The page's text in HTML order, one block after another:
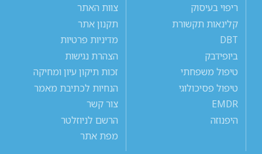
ריפוי בעיסוק
קלינאות תקשורת
DBT
ביופידבק
טיפול משפחתי
טיפול פסיכולוגי
EMDR
היפנוזה
צוות האתר
תקנון אתר
מדיניות פרטיות
הצהרת נגישות
זכות תיקון עיון ומחיקה
הנחיות לכתיבת מאמר
צור קשר
הרשם לניוזלטר
מפת אתר